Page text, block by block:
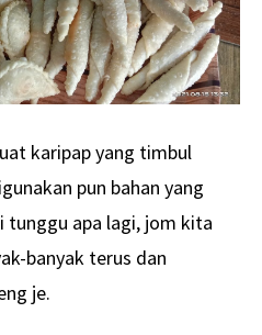
karipap yang timbul
pun bahan yang
tunggu apa lagi, jom kita
banyak terus dan
je.